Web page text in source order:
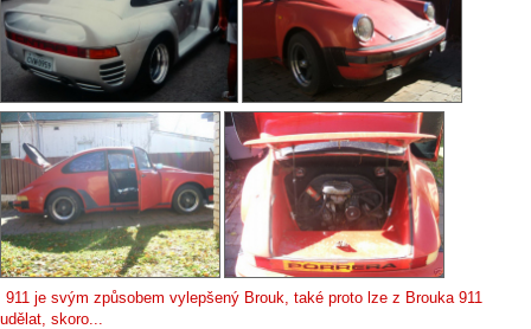
911 je svým způsobem vylepšený Brouk, také proto lze z Brouka 911
udělat, skoro...